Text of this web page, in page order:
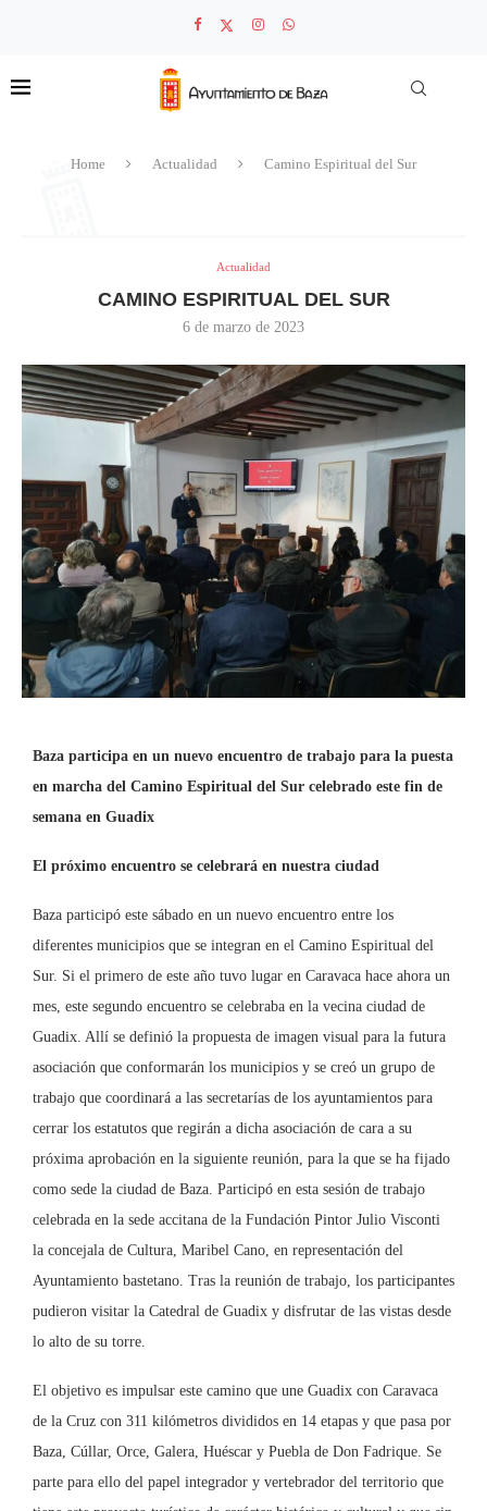
Home Actualidad Camino Espiritual del Sur
Actualidad
CAMINO ESPIRITUAL DEL SUR
6 de marzo de 2023
Baza participa en un nuevo encuentro de trabajo para la puesta
en marcha del Camino Espiritual del Sur celebrado este fin de
semana en Guadix
El próximo encuentro se celebrará en nuestra ciudad
Baza participó este sábado en un nuevo encuentro entre los
diferentes municipios que se integran en el Camino Espiritual del
Sur. Si el primero de este año tuvo lugar en Caravaca hace ahora un
mes, este segundo encuentro se celebraba en la vecina ciudad de
Guadix. Allí se definió la propuesta de imagen visual para la futura
asociación que conformarán los municipios y se creó un grupo de
trabajo que coordinará a las secretarías de los ayuntamientos para
cerrar los estatutos que regirán a dicha asociación de cara a su
próxima aprobación en la siguiente reunión, para la que se ha fijado
como sede la ciudad de Baza. Participó en esta sesión de trabajo
celebrada en la sede accitana de la Fundación Pintor Julio Visconti
la concejala de Cultura, Maribel Cano, en representación del
Ayuntamiento bastetano. Tras la reunión de trabajo, los participantes
pudieron visitar la Catedral de Guadix y disfrutar de las vistas desde
lo alto de su torre.
El objetivo es impulsar este camino que une Guadix con Caravaca
de la Cruz con 311 kilómetros divididos en 14 etapas y que pasa por
Baza, Cúllar, Orce, Galera, Huéscar y Puebla de Don Fadrique. Se
parte para ello del papel integrador y vertebrador del territorio que